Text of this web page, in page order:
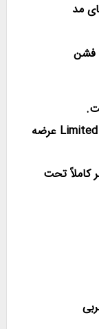
مد
فشن
عرضه
کاملاً تحت